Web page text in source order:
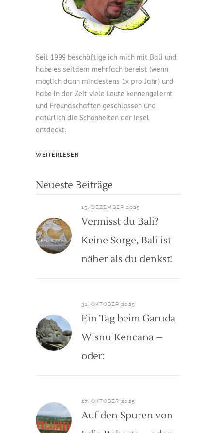
Seit 1999 beschäftige ich mich mit Bali und
habe es seitdem mehrfach bereist (wenn
möglich dann mindestens 1x pro Jahr) und
habe in der Zeit viele Leute kennengelernt
und Freundschaften geschlossen und
natürlich die Schönheiten der Insel
entdeckt.
WEITERLESEN
Neueste Beiträge
15. DEZEMBER 2025
Vermisst du Bali?
Keine Sorge, Bali ist
näher als du denkst!
31. OKTOBER 2025
Ein Tag beim Garuda
Wisnu Kencana –
oder:
27. OKTOBER 2025
Auf den Spuren von